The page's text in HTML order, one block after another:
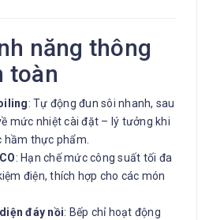
năng thông
toàn
: Tự động đun sôi nhanh, sau
mức nhiệt cài đặt – lý tưởng khi
hầm thực phẩm.
: Hạn chế mức công suất tối đa
điện, thích hợp cho các món
đáy nồi: Bếp chỉ hoạt động